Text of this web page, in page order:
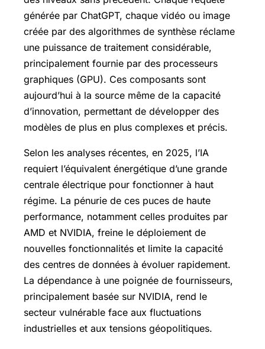
générée par ChatGPT, chaque vidéo ou image
créée par des algorithmes de synthèse réclame
une puissance de traitement considérable,
principalement fournie par des processeurs
graphiques (GPU). Ces composants sont
aujourd’hui à la source même de la capacité
d’innovation, permettant de développer des
modèles de plus en plus complexes et précis.
Selon les analyses récentes, en 2025, l’IA
requiert l’équivalent énergétique d’une grande
centrale électrique pour fonctionner à haut
régime. La pénurie de ces puces de haute
performance, notamment celles produites par
AMD et NVIDIA, freine le déploiement de
nouvelles fonctionnalités et limite la capacité
des centres de données à évoluer rapidement.
La dépendance à une poignée de fournisseurs,
principalement basée sur NVIDIA, rend le
secteur vulnérable face aux fluctuations
industrielles et aux tensions géopolitiques.